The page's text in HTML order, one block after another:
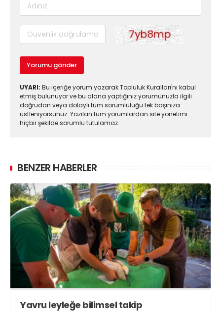
Yorumu gönder
UYARI: Bu içeriğe yorum yazarak Topluluk Kuralları'nı kabul
etmiş bulunuyor ve bu alana yaptığınız yorumunuzla ilgili
doğrudan veya dolaylı tüm sorumluluğu tek başınıza
üstleniyorsunuz. Yazılan tüm yorumlardan site yönetimi
hiçbir şekilde sorumlu tutulamaz.
BENZER HABERLER
Yavru leyleğe bilimsel takip